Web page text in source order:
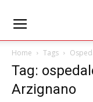
Home Tags
Tag:
Arzignano